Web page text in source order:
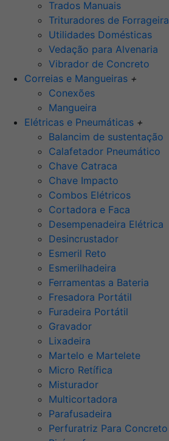
Trados Manuais
Trituradores de Forrageira
Utilidades Domésticas
Vedação para Alvenaria
Vibrador de Concreto
Correias e Mangueiras +
Conexões
Mangueira
Elétricas e Pneumáticas +
Balancim de sustentação
Calafetador Pneumático
Chave Catraca
Chave Impacto
Combos Elétricos
Cortadora e Faca
Desempenadeira Elétrica
Desincrustador
Esmeril Reto
Esmerilhadeira
Ferramentas a Bateria
Fresadora Portátil
Furadeira Portátil
Gravador
Lixadeira
Martelo e Martelete
Micro Retífica
Misturador
Multicortadora
Parafusadeira
Perfuratriz Para Concreto